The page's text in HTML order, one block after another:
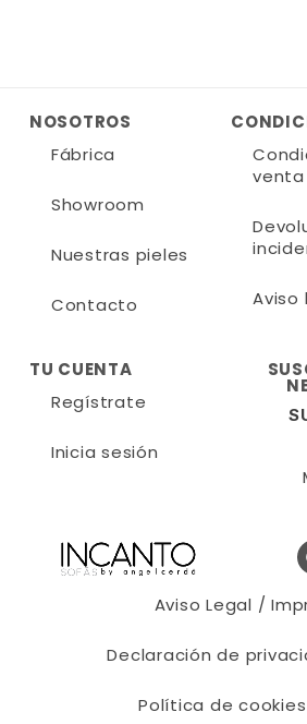
NOSOTROS
Fábrica
Showroom
Nuestras pieles
Contacto
venta
Aviso
TU CUENTA
Regístrate
Inicia sesión
Aviso Legal /
Declaración de
Política de cookies